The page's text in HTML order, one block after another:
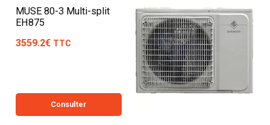
MUSE 80-3 Multi-split
EH875
3559.2€ TTC
Consulter